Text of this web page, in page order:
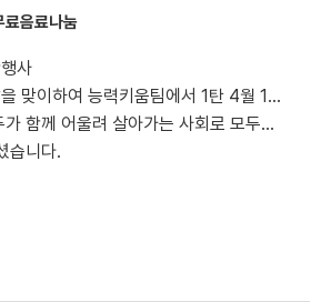
음료나눔
사
키움팀에서 1탄 4월 14일(화) 무료음료나눔을 진행하였습니다.
살아가는 사회로 모두에게 커피와 아이스티를 드렸습니다.
습니다.